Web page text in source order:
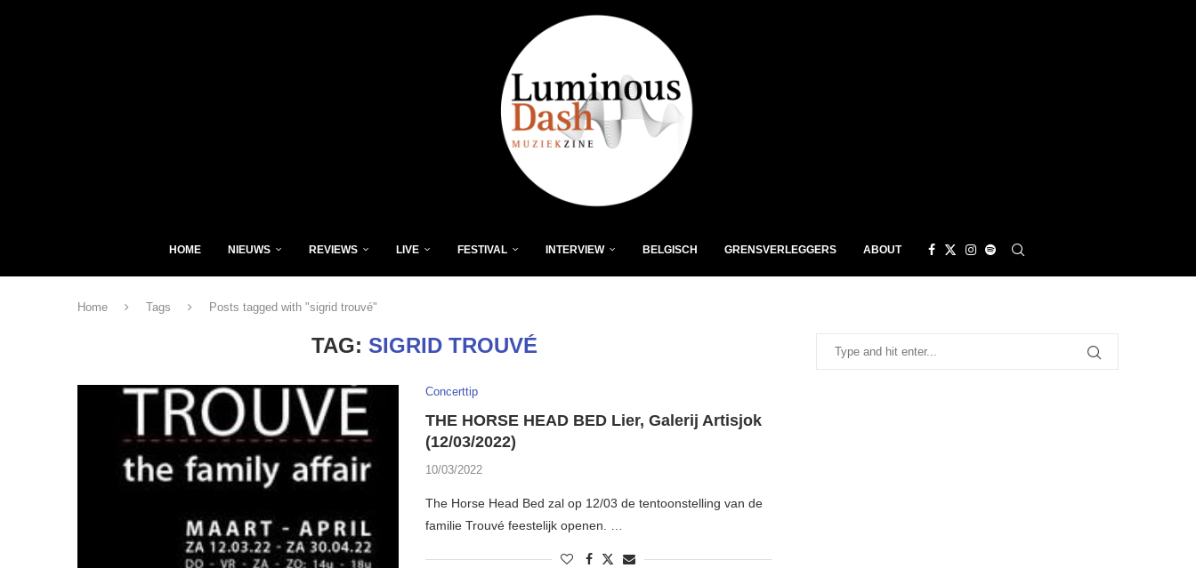
HOME NIEUWS REVIEWS LIVE FESTIVAL INTERVIEW BELGISCH GRENSVERLEGGERS ABOUT
Home Tags Posts tagged with "sigrid trouvé"
TAG: SIGRID TROUVÉ
Concerttip
THE HORSE HEAD BED Lier, Galerij Artisjok
(12/03/2022)
10/03/2022
The Horse Head Bed zal op 12/03 de tentoonstelling van de
familie Trouvé feestelijk openen. …